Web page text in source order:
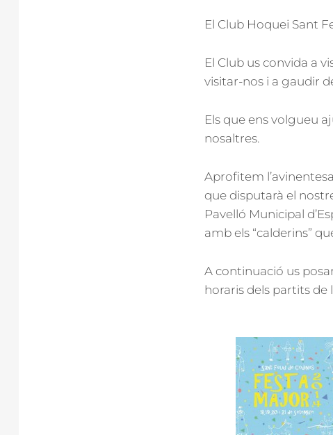
El Club Hoquei Sant
El Club us convida a
visitar-nos i a gaudir
Els que ens volgueu
nosaltres.
Aprofitem
que disputarà el
Pavelló Municipal
amb els “calderins”
A continuació us
horaris dels partits de